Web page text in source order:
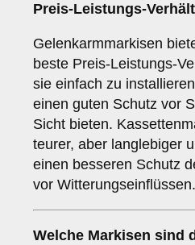
Preis-Leistungs-
Gelenkarmmarkisen
beste Preis-Leistungs-
sie einfach zu
einen guten Schutz vor
Sicht bieten.
teurer, aber langlebiger
einen besseren Schutz
vor Witterungseinflüssen.
Welche Markisen sind